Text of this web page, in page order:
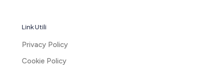
Link Utili
Privacy Policy
Cookie Policy